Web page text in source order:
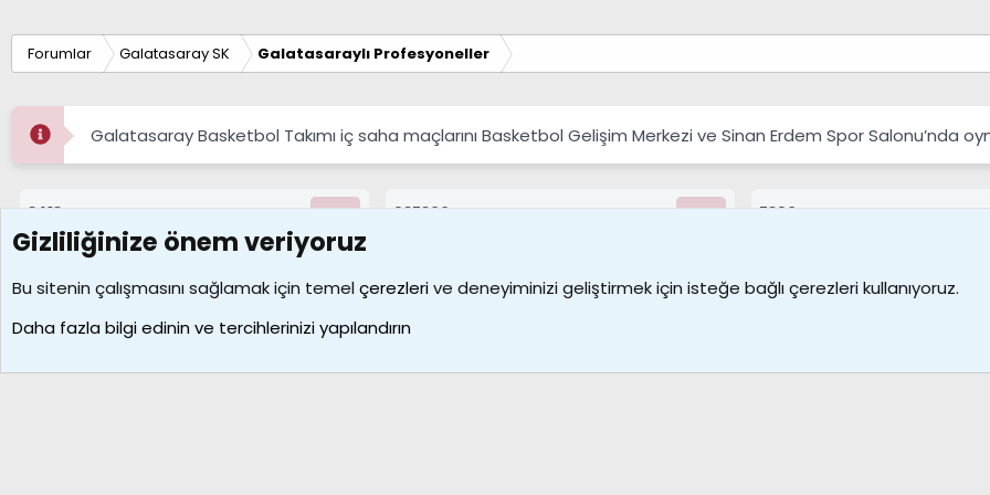
Forumlar Galatasaray SK Galatasaraylı Profesyoneller
Galatasaray Basketbol Takımı iç saha maçlarını Basketbol Gelişim Merkezi ve Sinan Erdem Spor Salonu’nda
8413
Konular
687300
7390
Çerezler Bize ulaşın
Galatasaray Basketbol | GS Basket Taraftar Platformu
Gizliliğinize önem veriyoruz
Bu sitenin çalışmasını sağlamak için temelçerezlerive deneyiminizi geliştirmek için isteğe bağlı çerezleri kullanıyoruz.
Daha fazla bilgi edinin ve tercihlerinizi yapılandırın